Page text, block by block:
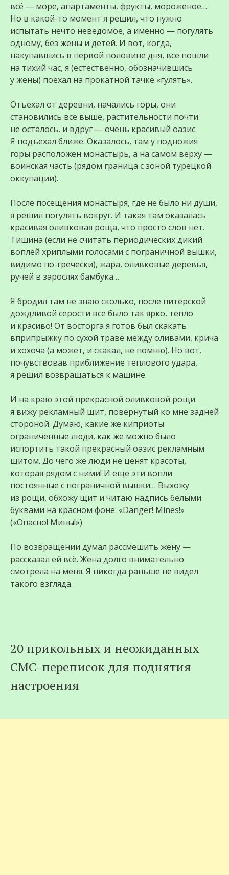
всё — море, апартаменты, фрукты, мороженое…
Но в какой-то момент я решил, что нужно
испытать нечто неведомое, а именно — погулять
одному, без жены и детей. И вот, когда,
накупавшись в первой половине дня, все пошли
на тихий час, я (естественно, обозначившись
у жены) поехал на прокатной тачке «гулять».
Отъехал от деревни, начались горы, они
становились все выше, растительности почти
не осталось, и вдруг — очень красивый оазис.
Я подъехал ближе. Оказалось, там у подножия
горы расположен монастырь, а на самом верху —
воинская часть (рядом граница с зоной турецкой
оккупации).
После посещения монастыря, где не было ни души,
я решил погулять вокруг. И такая там оказалась
красивая оливковая роща, что просто слов нет.
Тишина (если не считать периодических дикий
воплей хриплыми голосами с пограничной вышки,
видимо по-гречески), жара, оливковые деревья,
ручей в зарослях бамбука…
Я бродил там не знаю сколько, после питерской
дождливой серости все было так ярко, тепло
и красиво! От восторга я готов был скакать
вприпрыжку по сухой траве между оливами, крича
и хохоча (а может, и скакал, не помню). Но вот,
почувствовав приближение теплового удара,
я решил возвращаться к машине.
И на краю этой прекрасной оливковой рощи
я вижу рекламный щит, повернутый ко мне задней
стороной. Думаю, какие же киприоты
ограниченные люди, как же можно было
испортить такой прекрасный оазис рекламным
щитом. До чего же люди не ценят красоты,
которая рядом с ними! И еще эти вопли
постоянные с пограничной вышки… Выхожу
из рощи, обхожу щит и читаю надпись белыми
буквами на красном фоне: «Danger! Mines!»
(«Опасно! Мины!»)
По возвращении думал рассмешить жену —
рассказал ей всё. Жена долго внимательно
смотрела на меня. Я никогда раньше не видел
такого взгляда.
20 прикольных и неожиданных
СМС-переписок для поднятия
настроения